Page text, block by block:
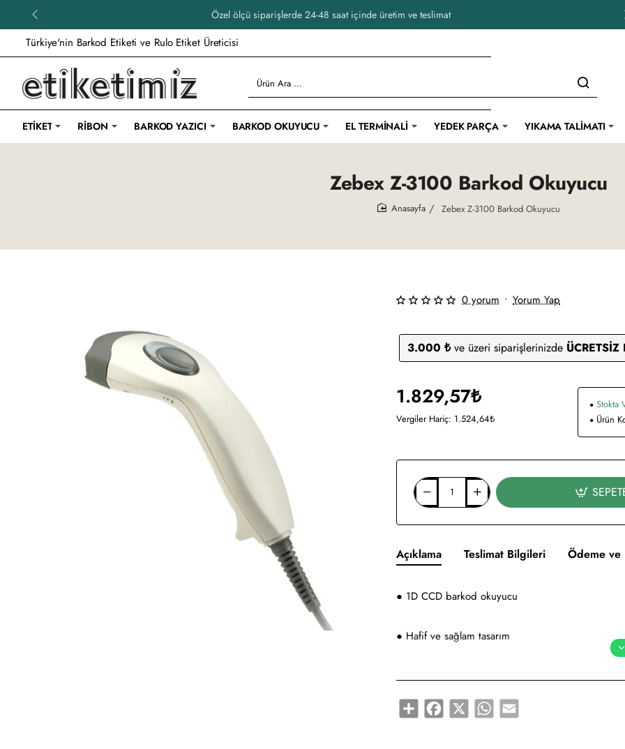
Özel ölçü siparişlerde 24-48 saat içinde üretim ve teslimat
Türkiye'nin Barkod Etiketi ve Rulo Etiket Üreticisi
Ürün
Ara
...
ETIKET RIBON BARKOD YAZICI BARKOD OKUYUCU EL TERMINALI YEDEK PARÇA YIKAMA TALIMATI
Zebex Z-3100 Barkod Okuyucu
Zebex Z-3100 Barkod Okuyucu
3.000 ₺ve üzeri siparişlerinizde
0 yorum • Yorum Yap
1.829,57₺
Vergiler Hariç: 1.524,64₺
Stokta
Ürün
Açıklama Teslimat Bilgileri Ödeme ve
● 1D CCD barkod okuyucu
● Hafif ve sağlam tasarım
● Saniyede 330 Tarama
Share Facebook
X WhatsApp
Email